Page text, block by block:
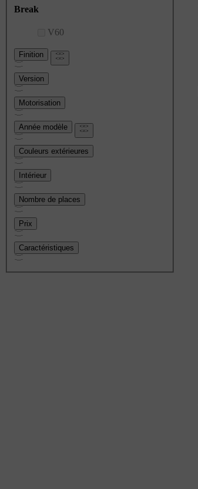
Break
V60
Finition
Version
Motorisation
Année modèle
Couleurs extérieures
Intérieur
Nombre de places
Prix
Caractéristiques